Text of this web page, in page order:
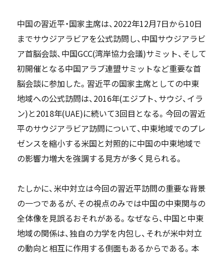
中国の習近平・国家主席は、2022年12月7日から10日
までサウジアラビアを公式訪問し、中国サウジアラビ
ア首脳会談、中国GCC(湾岸協力会議)サミット、そして
初開催となる中国アラブ連盟サミットなど重要な首
脳会談に参加した。習近平の国家主席としての中東
地域への公式訪問は、2016年(エジプト、サウジ、イラ
ン)と2018年(UAE)に続いて3回目となる。今回の習近
平のサウジアラビア訪問について、中東地域でのプレ
ゼンスを縮小する米国と対照的に中国の中東地域で
の影響力増大を強調する見方が多く見られる。
たしかに、米中対立は今回の習近平訪問の重要な背景
の一つであるが、その視点のみでは中国の中東関与の
全体像を見誤るおそれがある。なぜなら、中国と中東
地域の関係は、独自の力学を内包し、それが米中対立
の動向と相互に作用する側面もあるからである。本